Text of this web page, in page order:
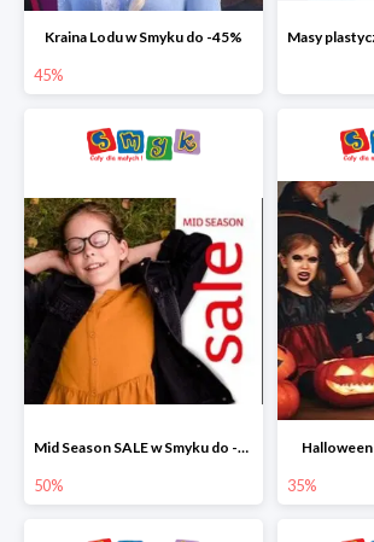
Kraina Lodu w Smyku do -45%
45%
Mid Season SALE w Smyku do -50%
50% 35%